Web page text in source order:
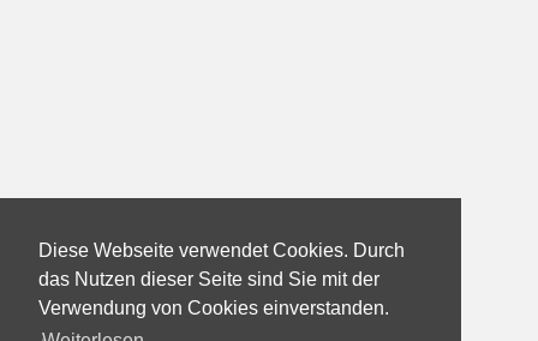
Diese Webseite verwendet Cookies. Durch
das Nutzen dieser Seite sind Sie mit der
Verwendung von Cookies einverstanden.